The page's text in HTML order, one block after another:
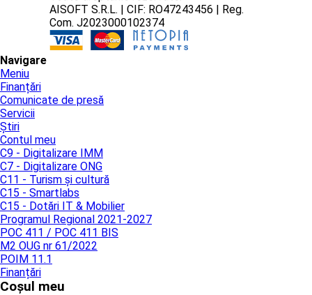
AISOFT S.R.L. | CIF: RO47243456 | Reg.
Com. J2023000102374
Navigare
Meniu
Finanțări
Comunicate de presă
Servicii
Știri
Contul meu
C9 - Digitalizare IMM
C7 - Digitalizare ONG
C11 - Turism și cultură
C15 - Smartlabs
C15 - Dotări IT & Mobilier
Programul Regional 2021-2027
POC 411 / POC 411 BIS
M2 OUG nr 61/2022
POIM 11.1
Finanțări
Coșul meu